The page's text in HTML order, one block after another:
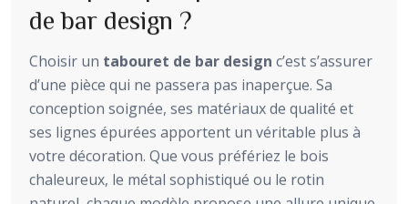
de bar design ?
Choisir un tabouret de bar design c’est s’assurer
d’une pièce qui ne passera pas inaperçue. Sa
conception soignée, ses matériaux de qualité et
ses lignes épurées apportent un véritable plus à
votre décoration. Que vous préfériez le bois
chaleureux, le métal sophistiqué ou le rotin